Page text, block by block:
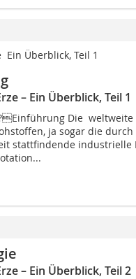
Ein Überblick, Teil 1
– Ein Überblick, Teil 1
Die
ja sogar die
stattfindende industrielle
– Ein Überblick, Teil 2